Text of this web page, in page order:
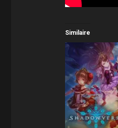
Similaire